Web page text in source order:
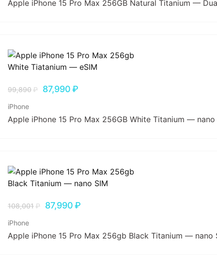
Apple iPhone 15 Pro Max 256GB Natural Titanium —
99,890₽ 87,990₽
iPhone
Apple iPhone 15 Pro Max 256GB White Titanium — nano
108,001₽ 87,990₽
iPhone
Apple iPhone 15 Pro Max 256gb Black Titanium — nano